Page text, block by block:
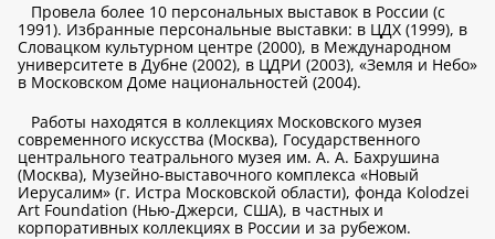
Провела более 10 персональных выставок в России (с
1991). Избранные персональные выставки: в ЦДХ (1999), в
Словацком культурном центре (2000), в Международном
университете в Дубне (2002), в ЦДРИ (2003), «Земля и Небо»
в Московском Доме национальностей (2004).
Работы находятся в коллекциях Московского музея
современного искусства (Москва), Государственного
центрального театрального музея им. А. А. Бахрушина
(Москва), Музейно-выставочного комплекса «Новый
Иерусалим» (г. Истра Московской области), фонда Kolodzei
Art Foundation (Нью-Джерси, США), в частных и
корпоративных коллекциях в России и за рубежом.